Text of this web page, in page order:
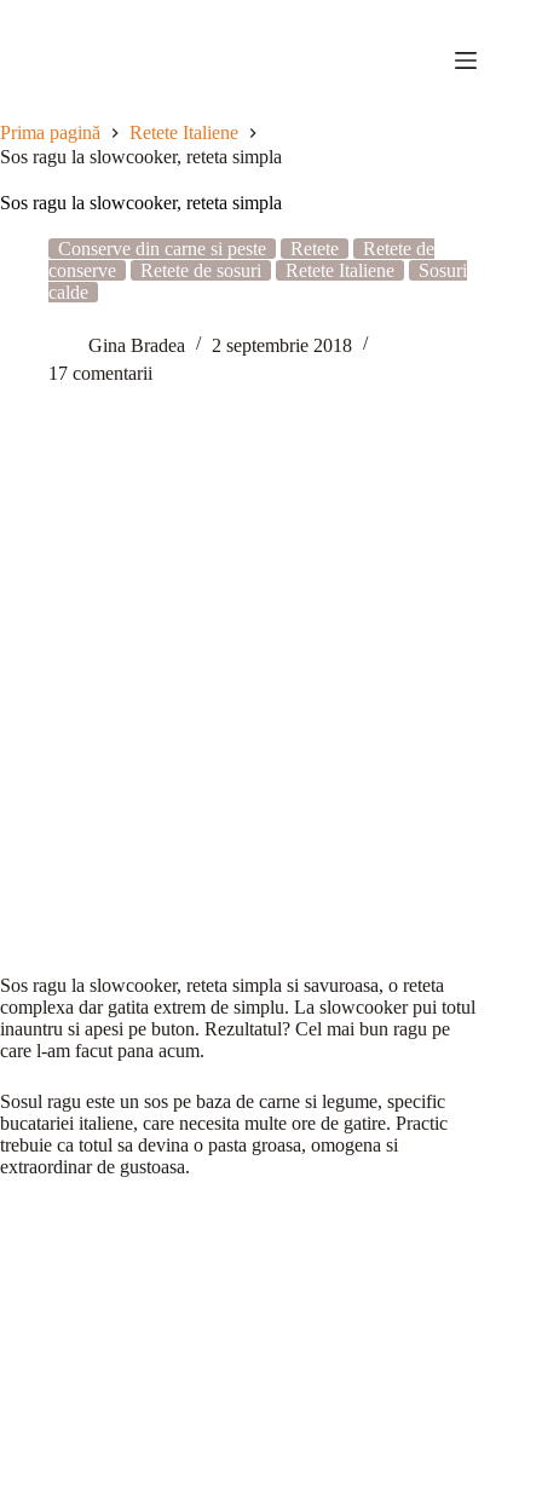
Prima pagină
Retete Italiene
Sos ragu la slowcooker, reteta simpla
Sos ragu la slowcooker, reteta simpla
Conserve din carne si peste Retete
Retete de
conserve
Retete de sosuri Retete Italiene
Sosuri
calde
Gina Bradea
2 septembrie 2018
17 comentarii
Sos ragu la slowcooker, reteta simpla si savuroasa, o reteta
complexa dar gatita extrem de simplu. La slowcooker pui totul
inauntru si apesi pe buton. Rezultatul? Cel mai bun ragu pe
care l-am facut pana acum.
Sosul ragu este un sos pe baza de carne si legume, specific
bucatariei italiene, care necesita multe ore de gatire. Practic
trebuie ca totul sa devina o pasta groasa, omogena si
extraordinar de gustoasa.